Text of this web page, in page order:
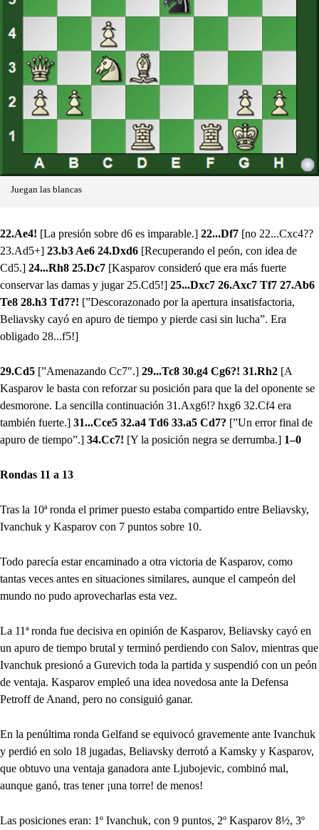
Juegan las blancas
22.Ae4! [La presión sobre d6 es imparable.] 22...Df7 [no 22...Cxc4??
23.Ad5+] 23.b3 Ae6 24.Dxd6 [Recuperando el peón, con idea de
Cd5.] 24...Rh8 25.Dc7 [Kasparov consideró que era más fuerte
conservar las damas y jugar 25.Cd5!] 25...Dxc7 26.Axc7 Tf7 27.Ab6
Te8 28.h3 Td7?! [”Descorazonado por la apertura insatisfactoria,
Beliavsky cayó en apuro de tiempo y pierde casi sin lucha”. Era
obligado 28...f5!]
29.Cd5 [”Amenazando Cc7″.] 29...Tc8 30.g4 Cg6?! 31.Rh2 [A
Kasparov le basta con reforzar su posición para que la del oponente se
desmorone. La sencilla continuación 31.Axg6!? hxg6 32.Cf4 era
también fuerte.] 31...Cce5 32.a4 Td6 33.a5 Cd7? [”Un error final de
apuro de tiempo”.] 34.Cc7! [Y la posición negra se derrumba.] 1–0
Rondas 11 a 13
Tras la 10ª ronda el primer puesto estaba compartido entre Beliavsky,
Ivanchuk y Kasparov con 7 puntos sobre 10.
Todo parecía estar encaminado a otra victoria de Kasparov, como
tantas veces antes en situaciones similares, aunque el campeón del
mundo no pudo aprovecharlas esta vez.
La 11ª ronda fue decisiva en opinión de Kasparov, Beliavsky cayó en
un apuro de tiempo brutal y terminó perdiendo con Salov, mientras que
Ivanchuk presionó a Gurevich toda la partida y suspendió con un peón
de ventaja. Kasparov empleó una idea novedosa ante la Defensa
Petroff de Anand, pero no consiguió ganar.
En la penúltima ronda Gelfand se equivocó gravemente ante Ivanchuk
y perdió en solo 18 jugadas, Beliavsky derrotó a Kamsky y Kasparov,
que obtuvo una ventaja ganadora ante Ljubojevic, combinó mal,
aunque ganó, tras tener ¡una torre! de menos!
Las posiciones eran: 1º Ivanchuk, con 9 puntos, 2º Kasparov 8½, 3º